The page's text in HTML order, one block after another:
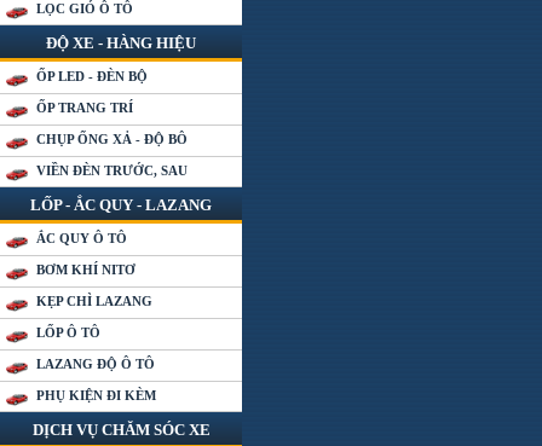
LỌC GIÓ Ô TÔ
ĐỘ XE - HÀNG HIỆU
ỐP LED - ĐÈN BỘ
ỐP TRANG TRÍ
CHỤP ỐNG XẢ - ĐỘ BÔ
VIỀN ĐÈN TRƯỚC, SAU
LỐP - ẮC QUY - LAZANG
ẮC QUY Ô TÔ
BƠM KHÍ NITƠ
KẸP CHÌ LAZANG
LỐP Ô TÔ
LAZANG ĐỘ Ô TÔ
PHỤ KIỆN ĐI KÈM
DỊCH VỤ CHĂM SÓC XE